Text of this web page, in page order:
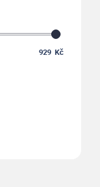
929 Kč